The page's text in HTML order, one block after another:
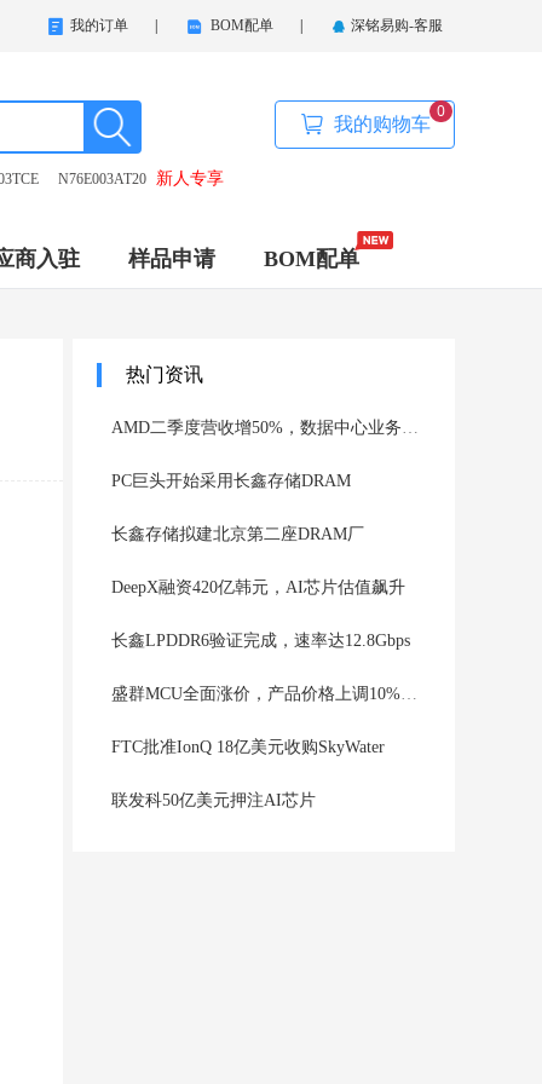
我的订单 BOM配单 深铭易购-客服
N76E003AT20 新人专享
我的购物车
0
商入驻 样品申请 BOM配单
热门资讯
AMD二季度营收增50%，数据中心业务将翻倍
PC巨头开始采用长鑫存储DRAM
长鑫存储拟建北京第二座DRAM厂
DeepX融资420亿韩元，AI芯片估值飙升
长鑫LPDDR6验证完成，速率达12.8Gbps
盛群MCU全面涨价，产品价格上调10%至20%
FTC批准IonQ 18亿美元收购SkyWater
联发科50亿美元押注AI芯片